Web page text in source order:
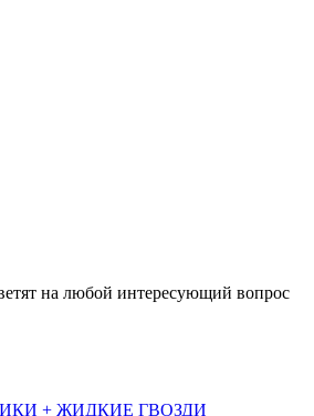
на любой интересующий вопрос
+ ЖИДКИЕ ГВОЗДИ